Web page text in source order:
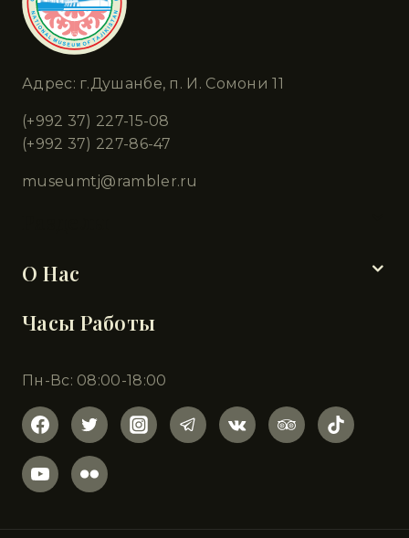
Адрес: г.Душанбе, п. И. Сомони 11
(+992 37) 227-15-08
(+992 37) 227-86-47
museumtj@rambler.ru
О Нас
Часы Работы
Пн-Вс: 08:00-18:00